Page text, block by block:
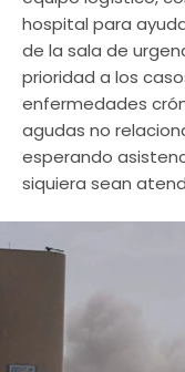
hospital para
de la sala de
prioridad a los
enfermedades
agudas no
esperando
siquiera sean